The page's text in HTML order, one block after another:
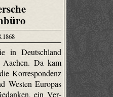
in Deutschland
Da kam
Korrespondenz
Westen Europas
ein Ver­